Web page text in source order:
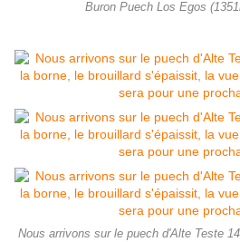
Buron Puech Los Egos
Nous arrivons sur le puech d'Alte Teste